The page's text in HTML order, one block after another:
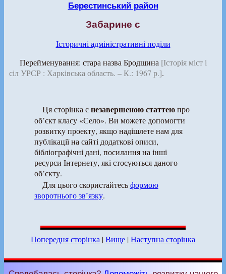
Берестинський район
Забарине с
Історичні адміністративні поділи
Перейменування: стара назва Бродщина [Історія міст і
сіл УРСР : Харківська область. – К.: 1967 р.].
Ця сторінка єнезавершеною статтеюпро
об’єкт класу «Село». Ви можете допомогти
розвитку проекту, якщо надішлете нам для
публікації на сайті додаткові описи,
бібліографічні дані, посилання на інші
ресурси Інтернету, які стосуються даного
об’єкту.
Для цього скористайтесьформою
зворотнього зв’язку.
Попередня сторінка |Вище |Наступна сторінка